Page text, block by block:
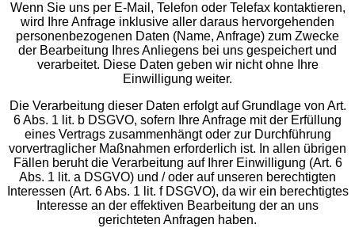
Wenn Sie uns per E-Mail, Telefon oder Telefax kontaktieren,
wird Ihre Anfrage inklusive aller daraus hervorgehenden
personenbezogenen Daten (Name, Anfrage) zum Zwecke
der Bearbeitung Ihres Anliegens bei uns gespeichert und
verarbeitet. Diese Daten geben wir nicht ohne Ihre
Einwilligung weiter.
Die Verarbeitung dieser Daten erfolgt auf Grundlage von Art.
6 Abs. 1 lit. b DSGVO, sofern Ihre Anfrage mit der Erfüllung
eines Vertrags zusammenhängt oder zur Durchführung
vorvertraglicher Maßnahmen erforderlich ist. In allen übrigen
Fällen beruht die Verarbeitung auf Ihrer Einwilligung (Art. 6
Abs. 1 lit. a DSGVO) und / oder auf unseren berechtigten
Interessen (Art. 6 Abs. 1 lit. f DSGVO), da wir ein berechtigtes
Interesse an der effektiven Bearbeitung der an uns
gerichteten Anfragen haben.